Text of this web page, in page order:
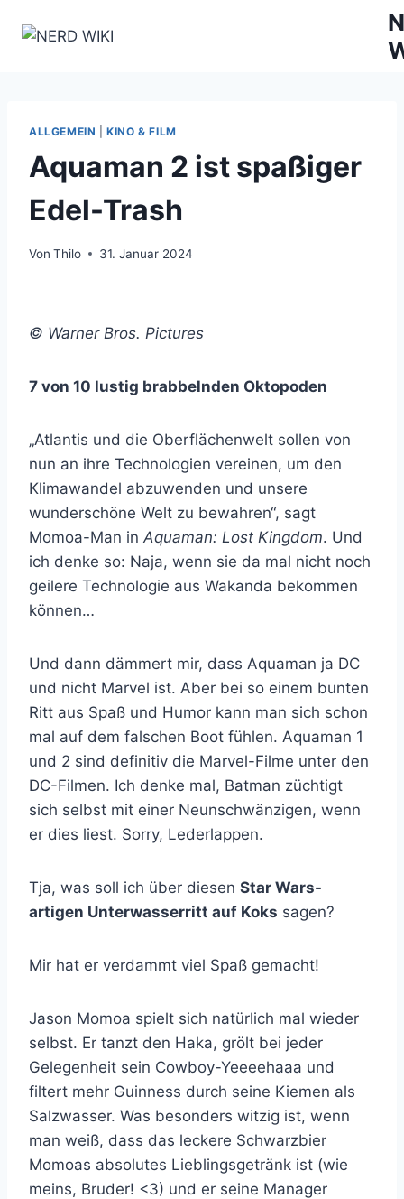
Inhalt
ALLGEMEIN |KINO & FILM
Aquaman 2 ist spaßiger
Edel-Trash
Von Thilo 31. Januar 2024
© Warner Bros. Pictures
7 von 10 lustig brabbelnden Oktopoden
„Atlantis und die Oberflächenwelt sollen von
nun an ihre Technologien vereinen, um den
Klimawandel abzuwenden und unsere
wunderschöne Welt zu bewahren“, sagt
Momoa-Man in Aquaman: Lost Kingdom. Und
ich denke so: Naja, wenn sie da mal nicht noch
geilere Technologie aus Wakanda bekommen
können…
Und dann dämmert mir, dass Aquaman ja DC
und nicht Marvel ist. Aber bei so einem bunten
Ritt aus Spaß und Humor kann man sich schon
mal auf dem falschen Boot fühlen. Aquaman 1
und 2 sind definitiv die Marvel-Filme unter den
DC-Filmen. Ich denke mal, Batman züchtigt
sich selbst mit einer Neunschwänzigen, wenn
er dies liest. Sorry, Lederlappen.
Tja, was soll ich über diesen Star Wars-
artigen Unterwasserritt auf Koks sagen?
Mir hat er verdammt viel Spaß gemacht!
Jason Momoa spielt sich natürlich mal wieder
selbst. Er tanzt den Haka, grölt bei jeder
Gelegenheit sein Cowboy-Yeeeehaaa und
filtert mehr Guinness durch seine Kiemen als
Salzwasser. Was besonders witzig ist, wenn
man weiß, dass das leckere Schwarzbier
Momoas absolutes Lieblingsgetränk ist (wie
meins, Bruder! <3) und er seine Manager